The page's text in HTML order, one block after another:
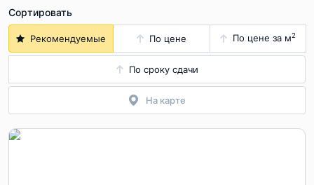
Сортировать
Рекомендуемые По цене По цене за м2
По сроку сдачи
На карте